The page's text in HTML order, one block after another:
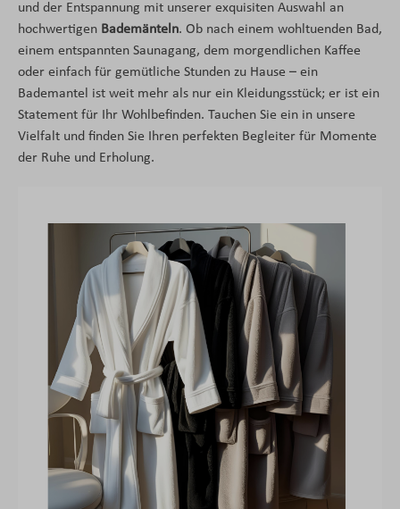
und der Entspannung mit unserer exquisiten Auswahl an
hochwertigen Bademänteln. Ob nach einem wohltuenden Bad,
einem entspannten Saunagang, dem morgendlichen Kaffee
oder einfach für gemütliche Stunden zu Hause – ein
Bademantel ist weit mehr als nur ein Kleidungsstück; er ist ein
Statement für Ihr Wohlbefinden. Tauchen Sie ein in unsere
Vielfalt und finden Sie Ihren perfekten Begleiter für Momente
der Ruhe und Erholung.